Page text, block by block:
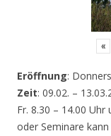
«
Eröffnung:
Zeit: 09.02. –
Fr. 8.30 – 14.00
oder Seminare